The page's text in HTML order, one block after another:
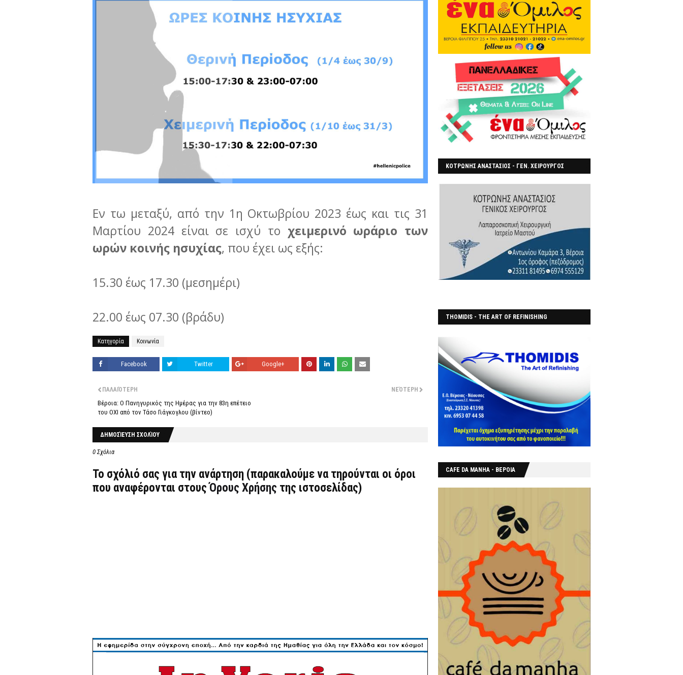
Εν τω μεταξύ, από την 1η Οκτωβρίου 2023 έως και τις 31
Μαρτίου 2024 είναι σε ισχύ το χειμερινό ωράριο των
ωρών κοινής ησυχίας, που έχει ως εξής:
15.30 έως 17.30 (μεσημέρι)
22.00 έως 07.30 (βράδυ)
Κατηγορία Κοινωνία
Facebook Twitter Google+
ΝΕΌΤΕΡΗ
ΠΑΛΑΙΌΤΕΡΗ
Βέροια: Ο Πανηγυρικός της Ημέρας για την 83η επέτειο
του ΟΧΙ από τον Τάσο Γιάγκογλου (βίντεο)
ΔΗΜΟΣΊΕΥΣΗ ΣΧΟΛΊΟΥ
0 Σχόλια
Το σχόλιό σας για την ανάρτηση (παρακαλούμε να τηρούνται οι όροι
που αναφέρονται στουςΌρους Χρήσης της ιστοσελίδας)
ΚΟΤΡΩΝΗΣ ΑΝΑΣΤΑΣΙΟΣ - ΓΕΝ. ΧΕΙΡΟΥΡΓΟΣ
THOMIDIS - THE ART OF REFINISHING
CAFE DA MANHA - ΒΕΡΟΙΑ